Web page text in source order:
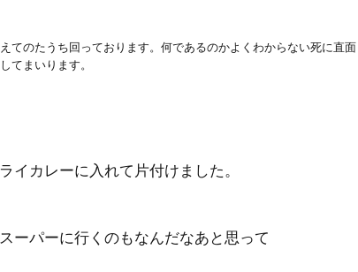
てのたうち回っております。何であるのかよくわからない死に直
てまいります。
イカレーに入れて片付けました。
ーパーに行くのもなんだなあと思って